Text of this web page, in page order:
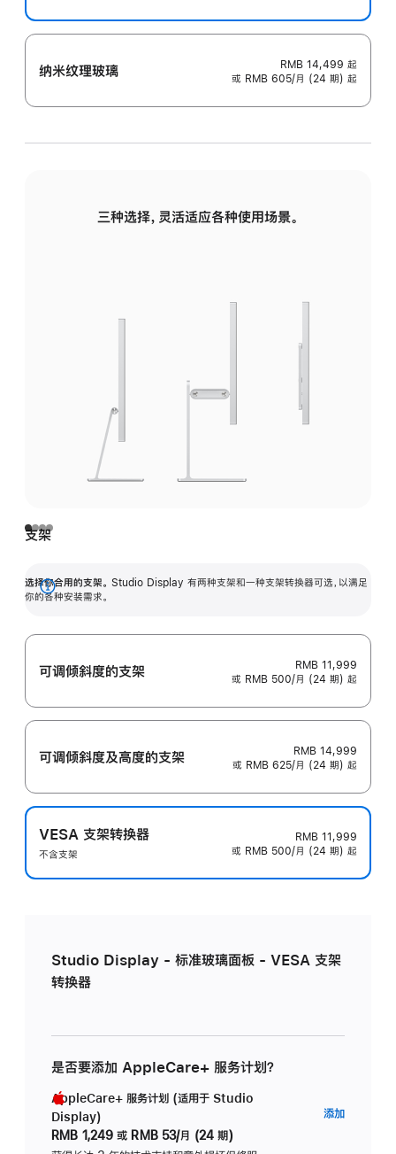
纳米纹理玻璃 RMB 14,499 起
或 RMB 605/月 (24 期) 起
三种选择，灵活适应各种使用场景。
支架
选择你合用的支架。 Studio Display 有两种支架和一种支架转换器可选，以满足
你的各种安装需求。
展
可调倾斜度的支架
RMB 11,999
或 RMB 500/月 (24 期) 起
可调倾斜度及高‍度的支‍架
RMB 14,999
或 RMB 625/月 (24 期) 起
VESA 支架转换器
不含支架
RMB 11,999
或 RMB 500/月 (24 期) 起
Studio Display - 标准玻璃面板 - VESA 支架
转换器
是否要添加 AppleCare+ 服务计划？
AppleCare+ 服务计划 (适用于 Studio
Display)
RMB 1,249 或 RMB 53/月 (24 期)
添加